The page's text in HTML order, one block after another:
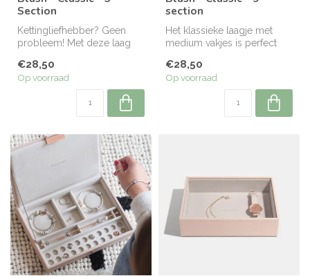
Section
Kettingliefhebber? Geen
probleem! Met deze laag
opberge...
€28,50
Op voorraad
section
Het klassieke laagje met
medium vakjes is perfect
e...
€28,50
Op voorraad